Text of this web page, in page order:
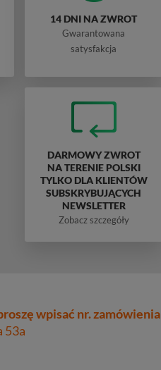
14 DNI NA ZWROT
Gwarantowana
satysfakcja
DARMOWY ZWROT
NA TERENIE POLSKI
TYLKO DLA KLIENTÓW
SUBSKRYBUJĄCYCH
NEWSLETTER
Zobacz szczegóły
wpisać nr. zamówienia
53a